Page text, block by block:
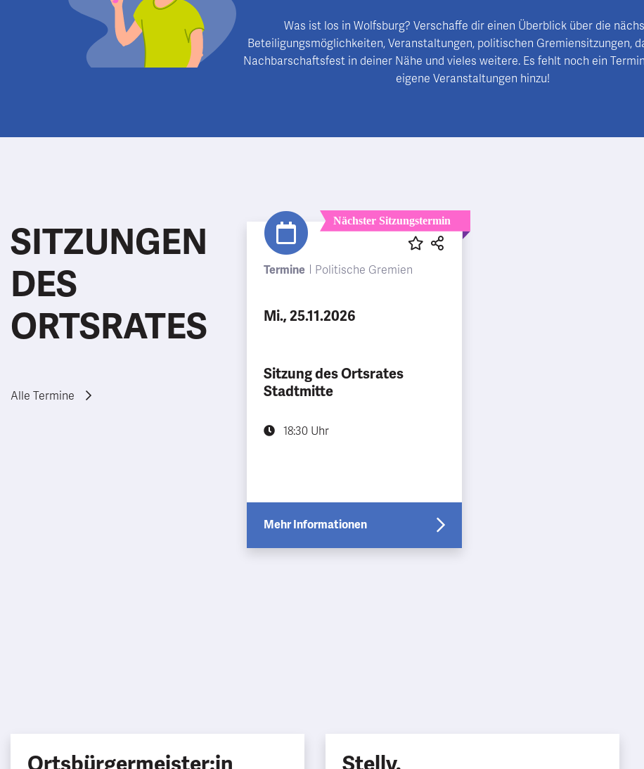
Was ist los in Wolfsburg? Verschaffe dir einen Überblick über die
Beteiligungsmöglichkeiten, Veranstaltungen, politischen Gremiensitzungen,
Nachbarschaftsfest in deiner Nähe und vieles weitere. Es fehlt noch ein
eigene Veranstaltungen hinzu!
SITZUNGEN
DES
ORTSRATES
Alle Termine
Nächster Sitzungstermin
Termine Politische Gremien
Mi., 25.11.2026
Sitzung des Ortsrates
Stadtmitte
18:30 Uhr
Mehr Informationen